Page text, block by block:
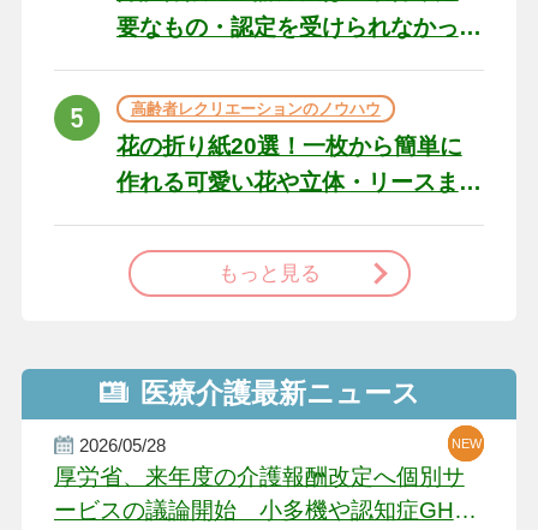
要なもの・認定を受けられなかっ
高齢者レクリエーションのノウハウ
花の折り紙20選！一枚から簡単に
作れる可愛い花や立体・リースま
もっと見る
医療介護最新ニュース
2026/05/28
厚労省、来年度の介護報酬改定へ個別サ
ービスの議論開始 小多機や認知症GH、
NEW
NEW
NEW